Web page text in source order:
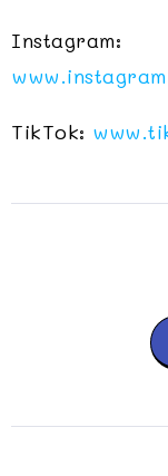
Instagram:
TikTok: